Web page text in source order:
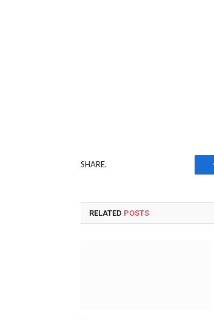
SHARE.
RELATED POSTS